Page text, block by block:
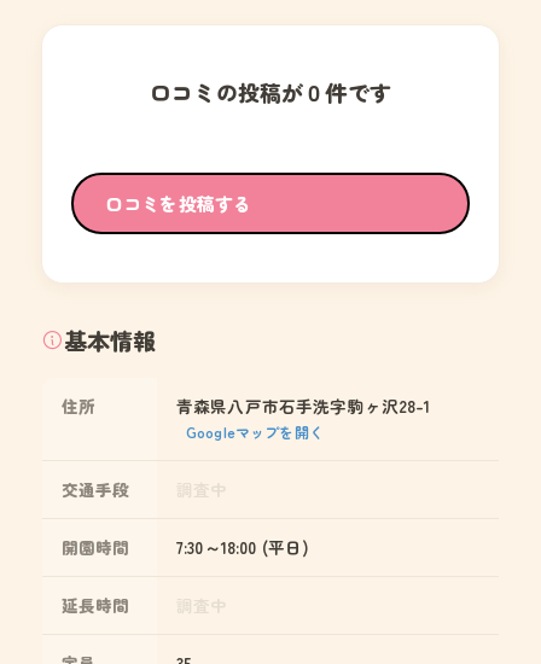
口コミの投稿が０件です
口コミを投稿する
基本情報
住所 青森県八戸市石手洗字駒ヶ沢28-1
Googleマップを開く
交通手段
開園時間 7:30～18:00 (平日)
延長時間